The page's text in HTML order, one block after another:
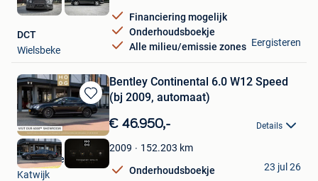
Financiering mogelijk
Onderhoudsboekje
Alle milieu/emissie zones
DCT
Wielsbeke
Eergisteren
Bewaren
in
Mijn
Favorieten
Bentley Continental 6.0 W12 Speed
(bj 2009, automaat)
€ 46.950,- Details
2009 152.203 km
Onderhoudsboekje
HooG Selections
Katwijk
23 jul 26